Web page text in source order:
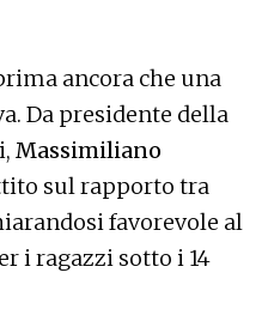
ancora che una
Da presidente della
Massimiliano
sul rapporto tra
favorevole al
i ragazzi sotto i 14